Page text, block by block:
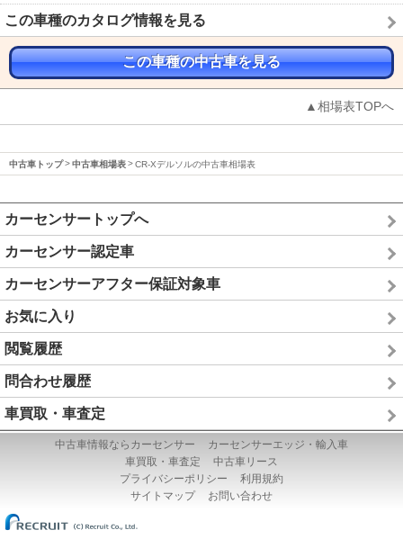
この車種のカタログ情報を見る
この車種の中古車を見る
▲相場表TOPへ
中古車トップ 中古車相場表 CR-Xデルソルの中古車相場表
カーセンサートップへ
カーセンサー認定車
カーセンサーアフター保証対象車
お気に入り
閲覧履歴
問合わせ履歴
車買取・車査定
中古車情報ならカーセンサー
カーセンサーエッジ・輸入車
車買取・車査定
中古車リース
プライバシーポリシー
利用規約
サイトマップ
お問い合わせ